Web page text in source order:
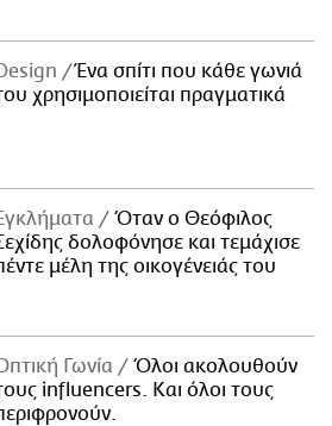
Ένα σπίτι που κάθε γωνιά
χρησιμοποιείται πραγματικά
Όταν ο Θεόφιλος
δολοφόνησε και τεμάχισε
μέλη της οικογένειάς του
Γωνία
Όλοι ακολουθούν
influencers. Και όλοι τους